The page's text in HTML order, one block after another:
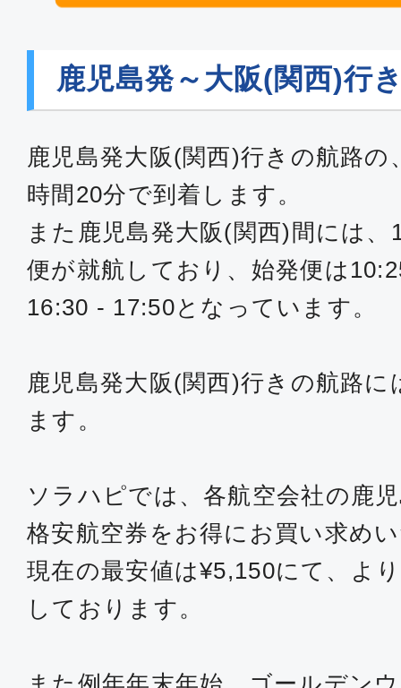
鹿児島発～大阪(関西)行
鹿児島発大阪(関西)行きの航路
時間20分で到着します。
また鹿児島発大阪(関西)間には
便が就航しており、始発便は
16:30 - 17:50となっています。
鹿児島発大阪(関西)行きの航路
ます。
ソラハピでは、各航空会社の鹿
格安航空券をお得にお買い求め
現在の最安値は¥5,150にて、よ
しております。